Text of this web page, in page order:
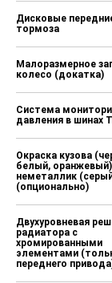
Дисковые
тормоза
Малоразмерное
колесо (докатка)
Система
давления в шинах
Окраска кузова
белый,
неметаллик
(опционально)
Двухуровневая
радиатора с
хромированными
элементами
переднего